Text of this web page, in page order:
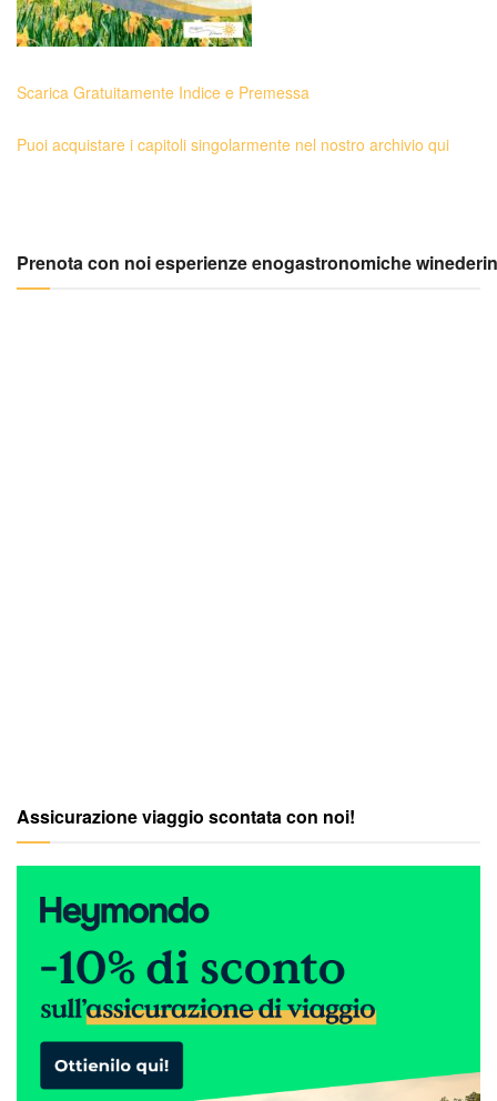
Scarica Gratuitamente Indice e Premessa
Puoi acquistare i capitoli singolarmente nel nostro archivio qui
Prenota con noi esperienze enogastronomiche
Assicurazione viaggio scontata con noi!